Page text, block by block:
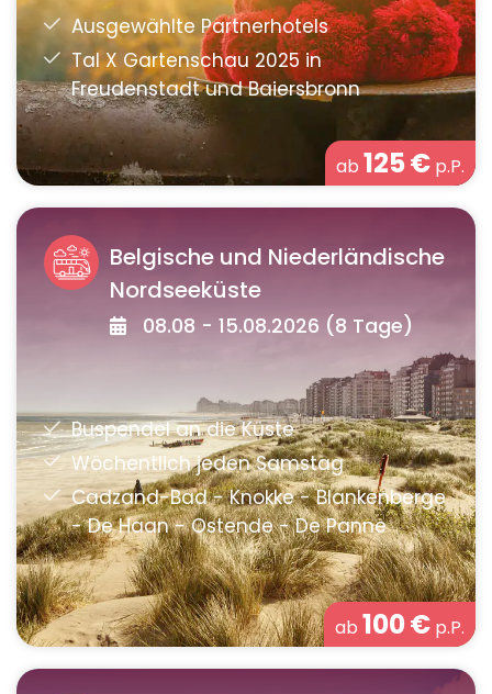
ab 125€ p.P.
Belgische und Niederländische
Nordseeküste
08.08 - 15.08.2026 (8 Tage)
ab 100€ p.P.